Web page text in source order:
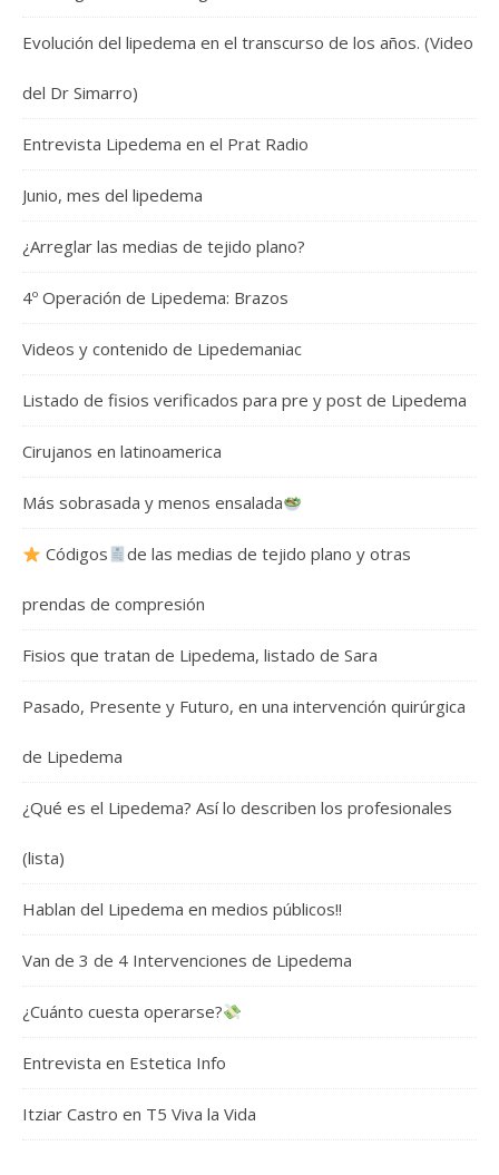
Evolución del lipedema en el transcurso de los años. (Video
del Dr Simarro)
Entrevista Lipedema en el Prat Radio
Junio, mes del lipedema
¿Arreglar las medias de tejido plano?
4º Operación de Lipedema: Brazos
Videos y contenido de Lipedemaniac
Listado de fisios verificados para pre y post de Lipedema
Cirujanos en latinoamerica
Más sobrasada y menos ensalada
Códigos de las medias de tejido plano y otras
prendas de compresión
Fisios que tratan de Lipedema, listado de Sara
Pasado, Presente y Futuro, en una intervención quirúrgica
de Lipedema
¿Qué es el Lipedema? Así lo describen los profesionales
(lista)
Hablan del Lipedema en medios públicos!!
Van de 3 de 4 Intervenciones de Lipedema
¿Cuánto cuesta operarse?
Entrevista en Estetica Info
Itziar Castro en T5 Viva la Vida